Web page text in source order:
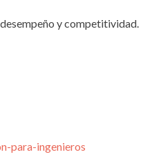
y competitividad.
para-ingenieros